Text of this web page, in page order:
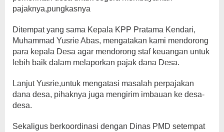
pajaknya,pungkasnya
Ditempat yang sama Kepala KPP Pratama Kendari,
Muhammad Yusrie Abas, mengatakan kami mendorong
para kepala Desa agar mendorong staf keuangan untuk
lebih baik dalam melaporkan pajak dana Desa.
Lanjut Yusrie,untuk mengatasi masalah perpajakan
dana desa, pihaknya juga mengirim imbauan ke desa-
desa.
Sekaligus berkoordinasi dengan Dinas PMD setempat